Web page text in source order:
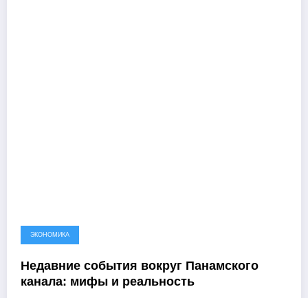
ЭКОНОМИКА
Недавние события вокруг Панамского
канала: мифы и реальность